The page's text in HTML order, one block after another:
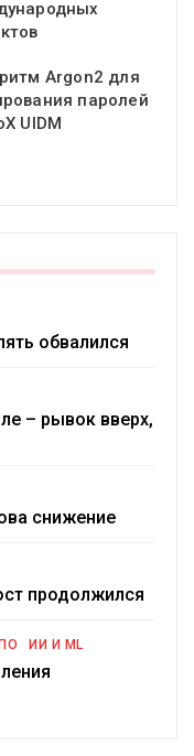
Argon2 для
паролей
UIDM
обвалился
– рывок вверх,
снижение
продолжился
ИИ И ML